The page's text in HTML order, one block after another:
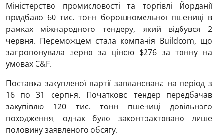
Міністерство промисловості та торгівлі Йорданії
придбало 60 тис. тонн борошномельної пшениці в
рамках міжнародного тендеру, який відбувся 2
червня. Переможцем стала компанія Buildcom, що
запропонувала зерно за ціною $276 за тонну на
умовах C&F.
Поставка закупленої партії запланована на період з
16 по 31 серпня. Початково тендер передбачав
закупівлю 120 тис. тонн пшениці довільного
походження, однак було законтрактовано лише
половину заявленого обсягу.